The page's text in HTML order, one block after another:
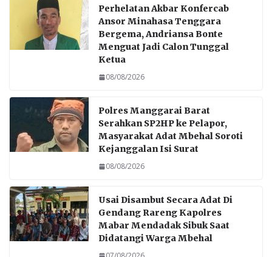
Perhelatan Akbar Konfercab
Ansor Minahasa Tenggara
Bergema, Andriansa Bonte
Menguat Jadi Calon Tunggal
Ketua
08/08/2026
Polres Manggarai Barat
Serahkan SP2HP ke Pelapor,
Masyarakat Adat Mbehal Soroti
Kejanggalan Isi Surat
08/08/2026
Usai Disambut Secara Adat Di
Gendang Rareng Kapolres
Mabar Mendadak Sibuk Saat
Didatangi Warga Mbehal